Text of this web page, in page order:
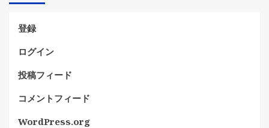
ー
登録
ログイン
投稿フィード
コメントフィード
WordPress.org